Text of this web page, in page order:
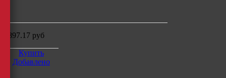
4897.17 руб
Купить
Добавлено